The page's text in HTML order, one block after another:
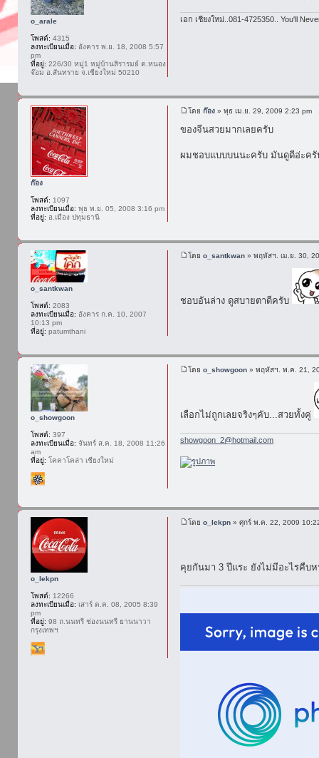
เอก เชียงใหม่..081-4725350.. You'll
o_arale
โพสต์: 4315
ลงทะเบียนเมื่อ: อังคาร พ.ย. 18, 2008 5:57
pm
ที่อยู่: 226/30 หมู่1 หมู่บ้านสิรารมย์ ต.หนอง
จ๊อม อ.สันทราย จ.เชียงใหม่ 50210
โดยก๊อง » พุธ เม.ย. 29, 2009 2:23 pm
ของจีนสวยมากเลยครับ
ผมชอบแบบบนนะครับ มันดูดีอ่ะครั
ก๊อง
โพสต์: 1097
ลงทะเบียนเมื่อ: พุธ พ.ย. 05, 2008 3:16 pm
ที่อยู่: อ.เมือง ปทุมธานี
โดยo_santkwan » พฤหัสฯ. เม.ย. 30,
ชอบอันล่าง ดูสบายตาดีครับ
o_santkwan
โพสต์: 2083
ลงทะเบียนเมื่อ: อังคาร ก.ค. 10, 2007
10:13 pm
ที่อยู่: patumthani
โดยo_showgoon » พฤหัสฯ. พ.ค. 21,
เลือกไม่ถูกเลยจริงๆคับ...สวยทั้งคู่
showgoon_2@hotmail.com
o_showgoon
โพสต์: 397
ลงทะเบียนเมื่อ: จันทร์ ส.ค. 18, 2008 11:26
am
ที่อยู่: โคคาโคล่า เชียงใหม่
โดยo_lekpn » ศุกร์ พ.ค. 22, 2009
คุยกันมา 3 ปีแระ ยังไม่มีอะไรคืบ
o_lekpn
โพสต์: 12266
ลงทะเบียนเมื่อ: เสาร์ ต.ค. 08, 2005 8:39
pm
ที่อยู่: 98 ถ.นนทรี ช่องนนทรี ยานนาวา
กรุงเทพฯ